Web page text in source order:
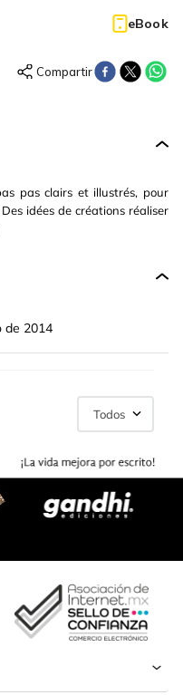
eBook
pas clairs et illustrés, pour
idées de créations réaliser
de 2014
Todos